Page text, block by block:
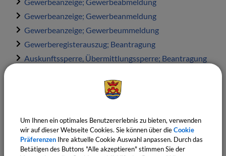
Gewerbeanzeige; Gewerbeanmeldung
Gewerbeanzeige; Gewerbeummeldung
Gewerberegisterauszug; Beantragung
Auskunftssperre, Übermittlungssperre; Beantragung
Gewerbezentralregisterauszug; Beantragung
Mitarbeiter:
AntoniaAmesdörfer
Um Ihnen ein optimales Benutzererlebnis zu bieten, verwenden
wir auf dieser Webseite Cookies. Sie können über dieCookie
Präferenzen Ihre aktuelle Cookie Auswahl anpassen. Durch das
Betätigen des Buttons "Alle akzeptieren" stimmen Sie der